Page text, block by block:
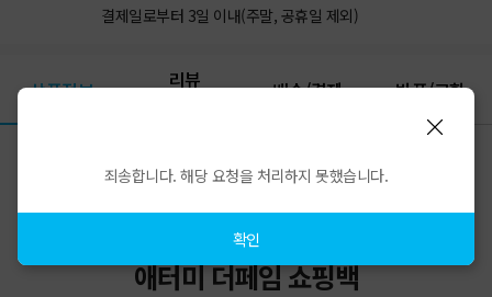
결제일로부터 3일 이내(주말, 공휴일 제외)
상품정보 리뷰 배송/결제 반품/교환
애터미 더페임 쇼핑백
죄송합니다. 해당 요청을 처리하지 못했습니다.
확인